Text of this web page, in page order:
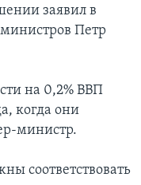
заявил в
Петр
на 0,2% ВВП
когда они
министр.
соответствовать